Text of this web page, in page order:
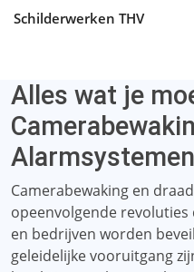
Schilderwerken THV
Alles wat je
Alarmsystemen
Camerabewaking en
opeenvolgende
en bedrijven worden
geleidelijke vooruitgang